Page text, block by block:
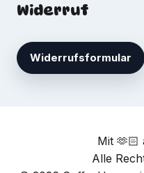
Widerruf
Widerrufsformular
Mit 🫶🏻
Alle